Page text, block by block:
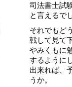
司法書士試
と言えるで
それでもど
戦して見て
やみくもに
するように
出来れば、
うか。